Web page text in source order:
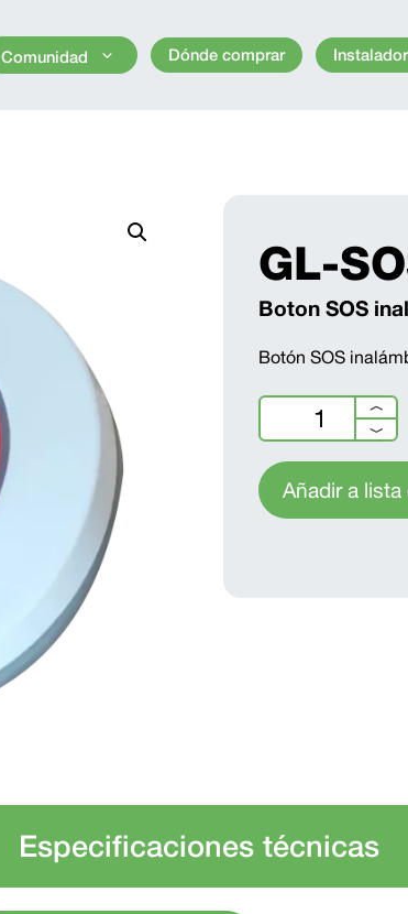
Comunidad Dónde comprar
GL-
Boton SOS
Botón SOS
GL-
︿
﹀
Añadir a
Especificaciones técnicas